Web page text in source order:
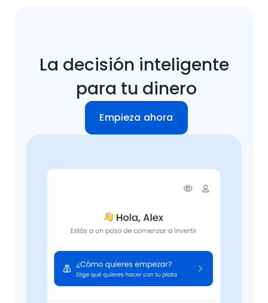
La decisión inteligente
para tu dinero
Empieza ahora